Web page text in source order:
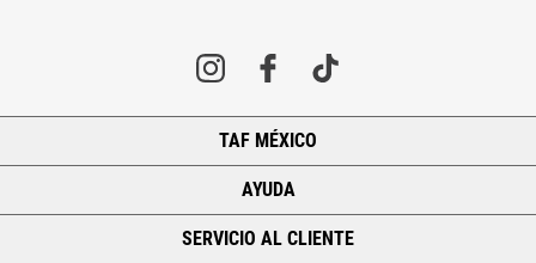
TAF MÉXICO
AYUDA
SERVICIO AL CLIENTE